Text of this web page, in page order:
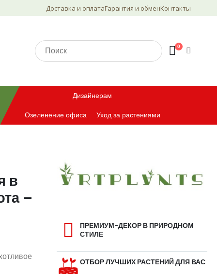
Доставка и оплатаГарантия и обменКонтакты
0
Озеленение офиса Уход за растениями
Дизайнерам
в
–
ПРЕМИУМ-ДЕКОР В ПРИРОДНОМ
СТИЛЕ
ОТБОР ЛУЧШИХ РАСТЕНИЙ ДЛЯ ВАС